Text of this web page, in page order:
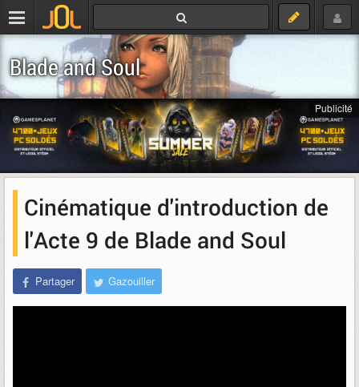
Blade and Soul
Publicité
Cinématique d'introduction de
l'Acte 9 de Blade and Soul
Partager Gazouiller